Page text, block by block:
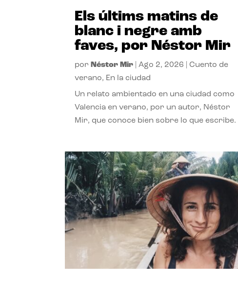
Els últims matins de
blanc i negre amb
faves, por Néstor Mir
por Néstor Mir |Ago 2, 2026 |Cuento de
verano, En la ciudad
Un relato ambientado en una ciudad como
Valencia en verano, por un autor, Néstor
Mir, que conoce bien sobre lo que escribe.